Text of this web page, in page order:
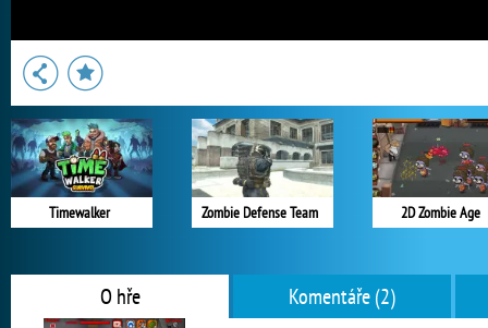
Timewalker Zombie Defense Team 2D Zombie Age
O hře Komentáře (2)